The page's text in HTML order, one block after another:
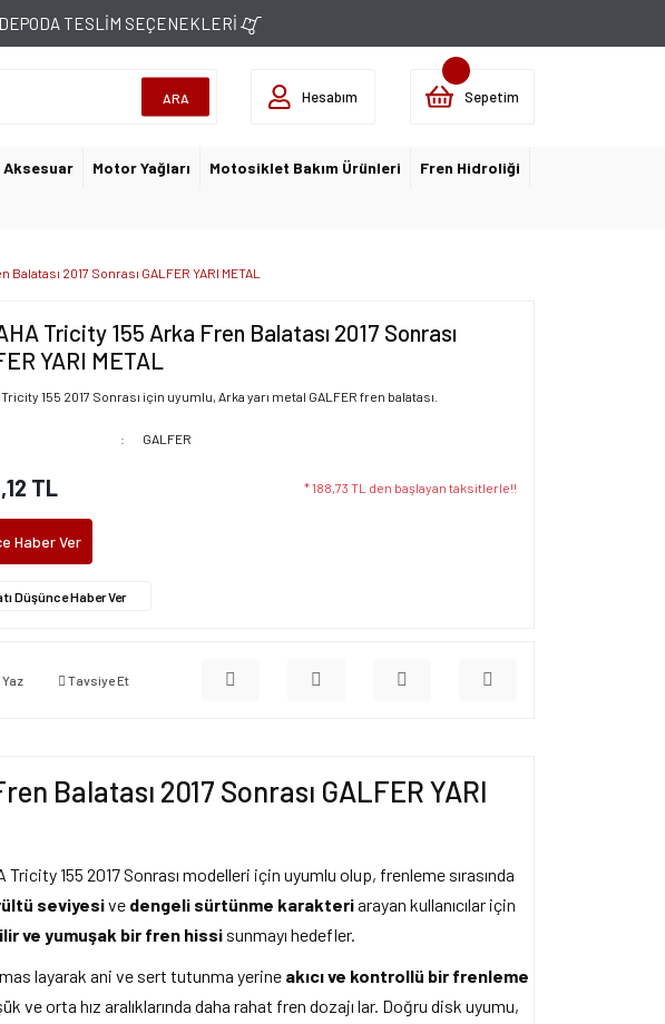
TESLİM SEÇENEKLERİ
ARA Hesabım Sepetim
Aksesuar Motor Yağları Motosiklet Bakım Ürünleri Fren Hidroliği
Balatası 2017 Sonrası GALFER YARI METAL
Tricity 155 Arka Fren Balatası 2017 Sonrası
YARI METAL
Tricity 155 2017 Sonrası için uyumlu, Arka yarı metal GALFER fren balatası.
GALFER
TL * 188,73 TL den başlayan taksitlerle!!
Haber Ver
Düşünce Haber Ver
Tavsiye Et
Balatası 2017 Sonrası GALFER YARI
Tricity 155 2017 Sonrası modelleri için uyumlu olup, frenleme sırasında
seviyesive dengeli sürtünme karakteriarayan kullanıcılar için
ve yumuşak bir fren hissi sunmayı hedefler.
layarak ani ve sert tutunma yerine akıcı ve kontrollü bir frenleme
ve orta hız aralıklarında daha rahat fren dozajı lar. Doğru disk uyumu,